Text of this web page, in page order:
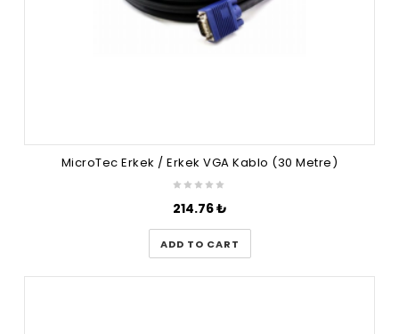
MicroTec Erkek / Erkek VGA Kablo (30 Metre)
214.76₺
ADD TO CART